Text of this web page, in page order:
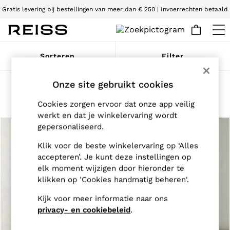
Gratis levering bij bestellingen van meer dan € 250 | Invoerrechten betaald
Wij accepteren
WOMEN
Pre-Autumn Collection
Wedding Guest & Occasion
Holiday
Dresses
Tops & T-Shirts
Trousers
Jumpsuits & Playsuits
Shirts & Blouses
Shorts
Skirts
Swimwear
Blazers
Petite
Sorteren Filter
Zwemkleding voor jongens
Onze site gebruikt cookies
Cookies zorgen ervoor dat onze app veilig
werkt en dat je winkelervaring wordt
gepersonaliseerd.
Klik voor de beste winkelervaring op ‘Alles
accepteren’. Je kunt deze instellingen op
elk moment wijzigen door hieronder te
klikken op 'Cookies handmatig beheren'.
Kijk voor meer informatie naar ons
privacy- en cookiebeleid.